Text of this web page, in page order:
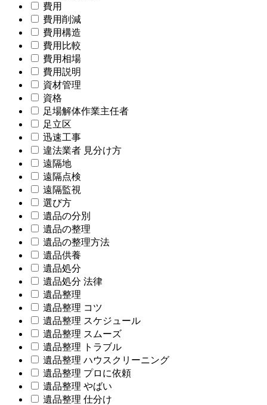
費用
費用削減
費用構造
費用比較
費用相場
費用説明
資材管理
資格
足場解体作業主任者
足立区
迅速工事
違法業者 見分け方
遠隔地
遠隔点検
遠隔監視
選び方
遺品の分別
遺品の整理
遺品の整理方法
遺品供養
遺品処分
遺品処分 法律
遺品整理
遺品整理 コツ
遺品整理 スケジュール
遺品整理 スムーズ
遺品整理 トラブル
遺品整理 ハウスクリーニング
遺品整理 プロに依頼
遺品整理 やばい
遺品整理 仕分け